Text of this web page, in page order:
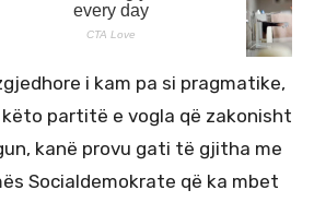
i kam pa si pragmatike,
këto partitë e vogla që zakonisht
kanë provu gati të gjitha me
Socialdemokrate që ka mbet